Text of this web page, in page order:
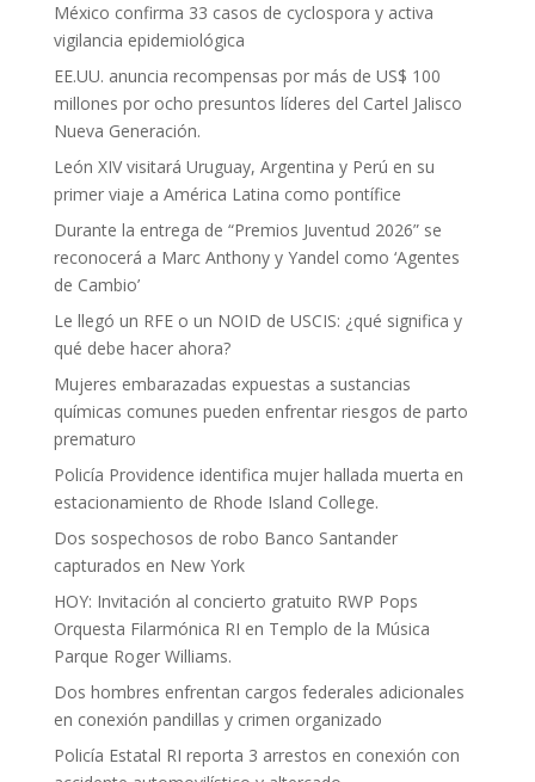
México confirma 33 casos de cyclospora y activa
vigilancia epidemiológica
EE.UU. anuncia recompensas por más de US$ 100
millones por ocho presuntos líderes del Cartel Jalisco
Nueva Generación.
León XIV visitará Uruguay, Argentina y Perú en su
primer viaje a América Latina como pontífice
Durante la entrega de “Premios Juventud 2026” se
reconocerá a Marc Anthony y Yandel como ‘Agentes
de Cambio’
Le llegó un RFE o un NOID de USCIS: ¿qué significa y
qué debe hacer ahora?
Mujeres embarazadas expuestas a sustancias
químicas comunes pueden enfrentar riesgos de parto
prematuro
Policía Providence identifica mujer hallada muerta en
estacionamiento de Rhode Island College.
Dos sospechosos de robo Banco Santander
capturados en New York
HOY: Invitación al concierto gratuito RWP Pops
Orquesta Filarmónica RI en Templo de la Música
Parque Roger Williams.
Dos hombres enfrentan cargos federales adicionales
en conexión pandillas y crimen organizado
Policía Estatal RI reporta 3 arrestos en conexión con